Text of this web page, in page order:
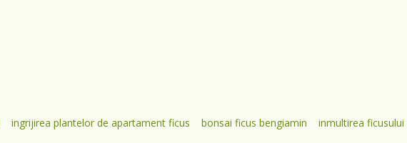
ingrijirea plantelor de apartament ficus bonsai ficus bengiamin
inmultirea ficusului